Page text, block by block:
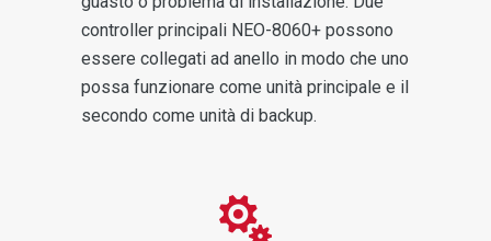
controller principali NEO-8060+ possono
essere collegati ad anello in modo che uno
possa funzionare come unità principale e il
secondo come unità di backup.